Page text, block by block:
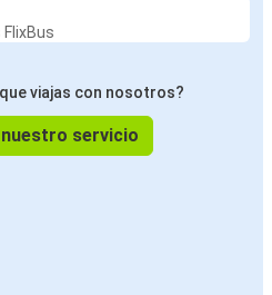
viajas con nosotros?
servicio